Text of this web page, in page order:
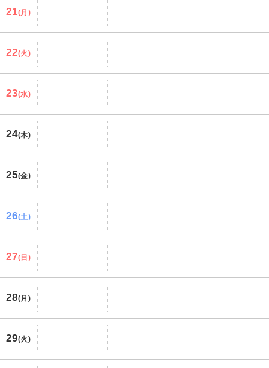
21(月)
22(火)
23(水)
24(木)
25(金)
26(土)
27(日)
28(月)
29(火)